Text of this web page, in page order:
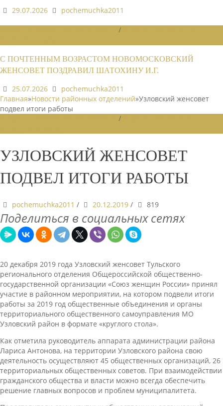
29.07.2026 pochemuchka2011
/
С ПОЧТЕННЫМ ВОЗРАСТОМ НОВОМОСКОВСКИЙ
ЖЕНСОВЕТ ПОЗДРАВИЛ ШАТОХИНУ И.Г.
25.07.2026
pochemuchka2011
Главная»Новости районных отделений»Узловский женсовет
подвел итоги работы
/
УЗЛОВСКИЙ ЖЕНСОВЕТ
ПОДВЕЛ ИТОГИ РАБОТЫ
pochemuchka2011 / 20.12.2019 / 819
Поделиться в социальных сетях
20 декабря 2019 года Узловский женсовет Тульского
регионального отделения Общероссийской общественно-
государственной организации «Союз женщин России» принял
участие в районном мероприятии, на котором подвели итоги
работы за 2019 год общественные объединения и органы
территориального общественного самоуправления МО
Узловский район в формате «круглого стола».
Как отметила руководитель аппарата администрации района
Лариса Антонова, на территории Узловского района свою
деятельность осуществляют 45 общественных организаций, 26
территориальных общественных советов. При взаимодействии
гражданского общества и власти можно всегда обеспечить
решение главных вопросов и проблем муниципалитета.